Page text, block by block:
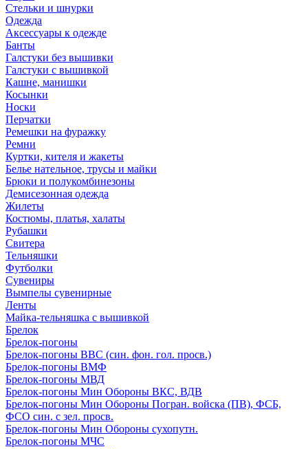
Стельки и шнурки
Одежда
Аксессуары к одежде
Банты
Галстуки без вышивки
Галстуки с вышивкой
Кашне, манишки
Косынки
Носки
Перчатки
Ремешки на фуражку
Ремни
Куртки, кителя и жакеты
Белье нательное, трусы и майки
Брюки и полукомбинезоны
Демисезонная одежда
Жилеты
Костюмы, платья, халаты
Рубашки
Свитера
Тельняшки
Футболки
Сувениры
Вымпелы сувенирные
Ленты
Майка-тельняшка с вышивкой
Брелок
Брелок-погоны
Брелок-погоны ВВС (син. фон. гол. просв.)
Брелок-погоны ВМФ
Брелок-погоны МВД
Брелок-погоны Мин Обороны ВКС, ВДВ
Брелок-погоны Мин Обороны Погран. войска (ПВ), ФСБ,
ФСО син. с зел. просв.
Брелок-погоны Мин Обороны сухопутн.
Брелок-погоны МЧС